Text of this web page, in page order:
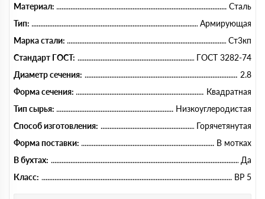
Материал:
Сталь
Тип:
Армирующая
Марка стали:
Ст3кп
Стандарт ГОСТ:
ГОСТ 3282-74
Диаметр сечения:
2.8
Форма сечения:
Квадратная
Тип сырья:
Низкоуглеродистая
Способ изготовления:
Горячетянутая
Форма поставки:
В мотках
В бухтах:
Да
Класс:
ВР 5